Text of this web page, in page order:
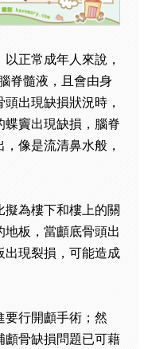
正常成年人來說，
脊髓液，且會由身
出現缺損狀況時，
竇出現缺損，腦脊
像是流清鼻水般，
為樓下和樓上的關
板，當顱底骨頭出
現裂損，可能造成
要行開顱手術；然
骨缺損問題已可藉